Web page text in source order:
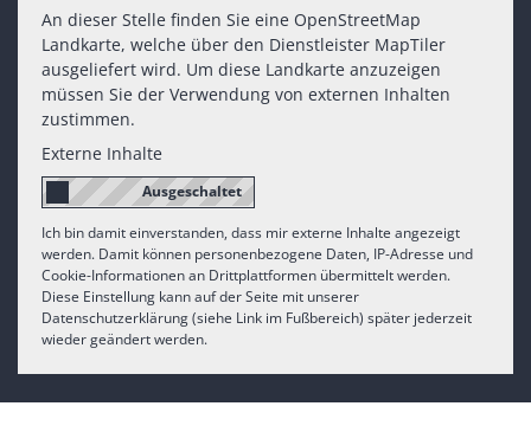
An dieser Stelle finden Sie eine OpenStreetMap
Landkarte, welche über den Dienstleister MapTiler
ausgeliefert wird. Um diese Landkarte anzuzeigen
müssen Sie der Verwendung von externen Inhalten
zustimmen.
Externe Inhalte
Ich bin damit einverstanden, dass mir externe Inhalte angezeigt
werden. Damit können personenbezogene Daten, IP-Adresse und
Cookie-Informationen an Drittplattformen übermittelt werden.
Diese Einstellung kann auf der Seite mit unserer
Datenschutzerklärung (siehe Link im Fußbereich) später jederzeit
wieder geändert werden.